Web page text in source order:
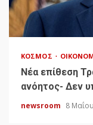
ΚΌΣΜΟΣ
Νέα επίθεση
ανόητος- Δεν
newsroom 8